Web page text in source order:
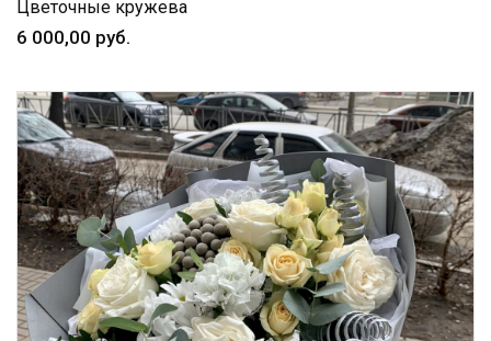
Цветочные кружева
6 000,00 руб.